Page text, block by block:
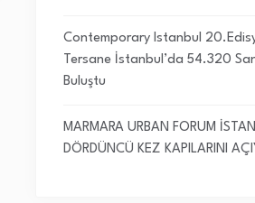
Contemporary Istanbul
Tersane İstanbul’da 54.320
Buluştu
MARMARA URBAN FORUM
DÖRDÜNCÜ KEZ KAPILARINI